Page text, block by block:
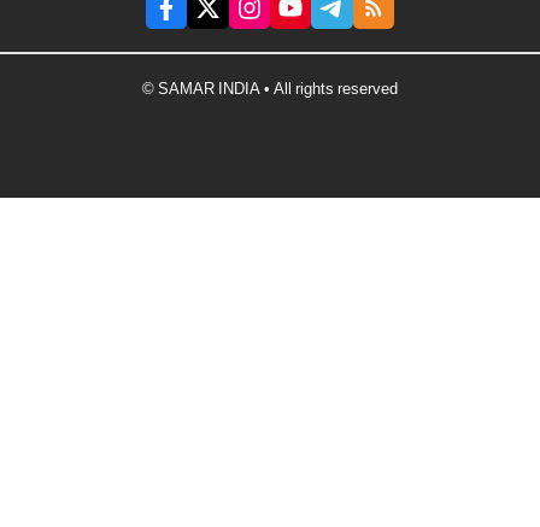
© SAMAR INDIA • All rights reserved